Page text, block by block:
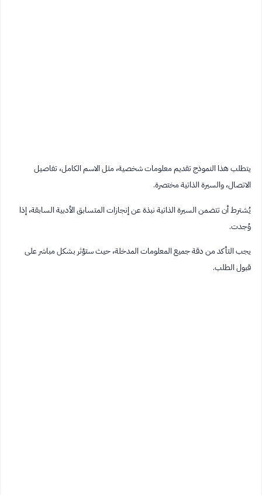
يتطلب هذا النموذج تقديم معلومات شخصية، مثل الاسم الكامل، تفاصيل
الاتصال، والسيرة الذاتية مختصرة.
يُشترط أن تتضمن السيرة الذاتية نبذة عن إنجازات المتسابق الأدبية السابقة، إذا
وُجدت.
يجب التأكد من دقة جميع المعلومات المدخلة، حيث ستؤثر بشكل مباشر على
قبول الطلب.